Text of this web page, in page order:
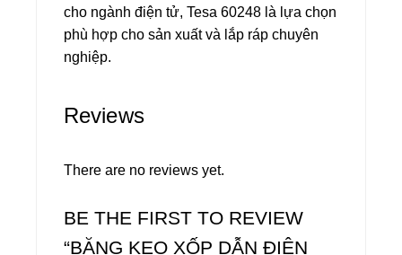
cho ngành điện tử, Tesa 60248 là lựa chọn
phù hợp cho sản xuất và lắp ráp chuyên
nghiệp.
Reviews
There are no reviews yet.
BE THE FIRST TO REVIEW
“BĂNG KEO XỐP DẪN ĐIỆN